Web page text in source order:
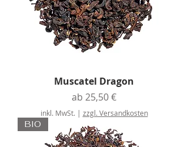
Muscatel Dragon
ab 25,50 €
Sale-Preis
inkl. MwSt. | zzgl. Versandkosten
BIO